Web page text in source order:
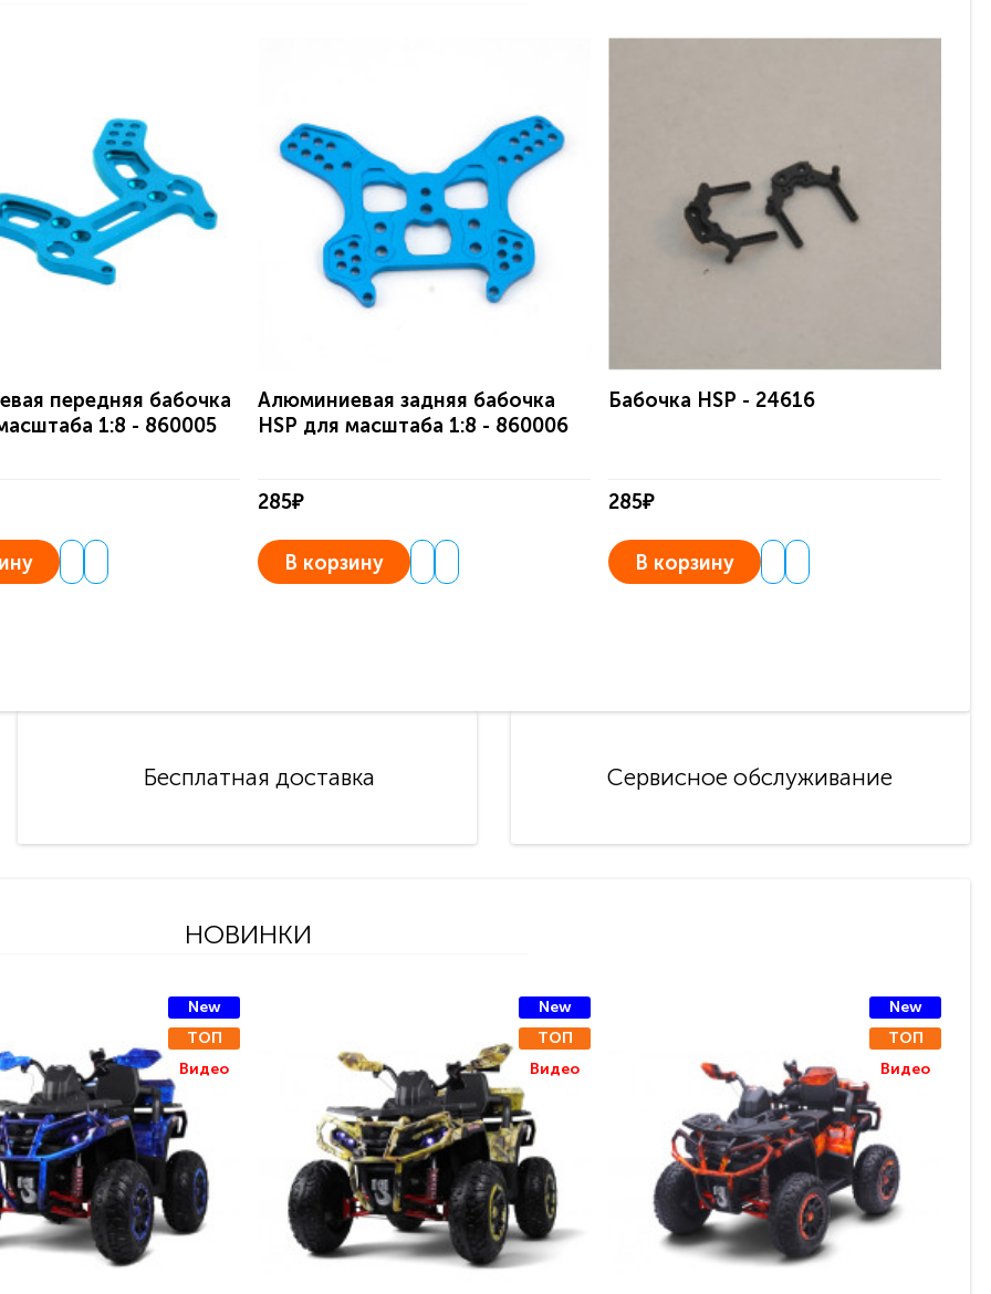
передняя бабочка
1:8 - 860005
Алюминиевая задняя бабочка
HSP для масштаба 1:8 - 860006
285₽
В корзину
Бабочка HSP - 24616
285₽
В корзину
Бесплатная доставка Сервисное обслуживание
НОВИНКИ
New
ТОП
Видео
New
ТОП
Видео
New
ТОП
Видео